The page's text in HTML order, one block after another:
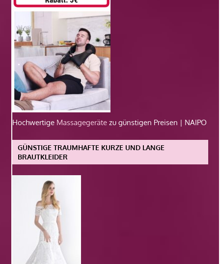
Hochwertige Massagegeräte zu günstigen Preisen | NAIPO
GÜNSTIGE TRAUMHAFTE KURZE UND LANGE
BRAUTKLEIDER